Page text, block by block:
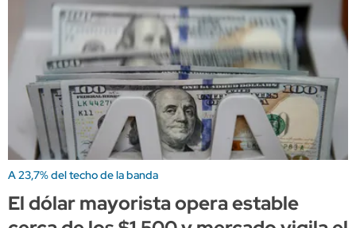
A 23,7% del techo de la banda
El dólar mayorista opera estable